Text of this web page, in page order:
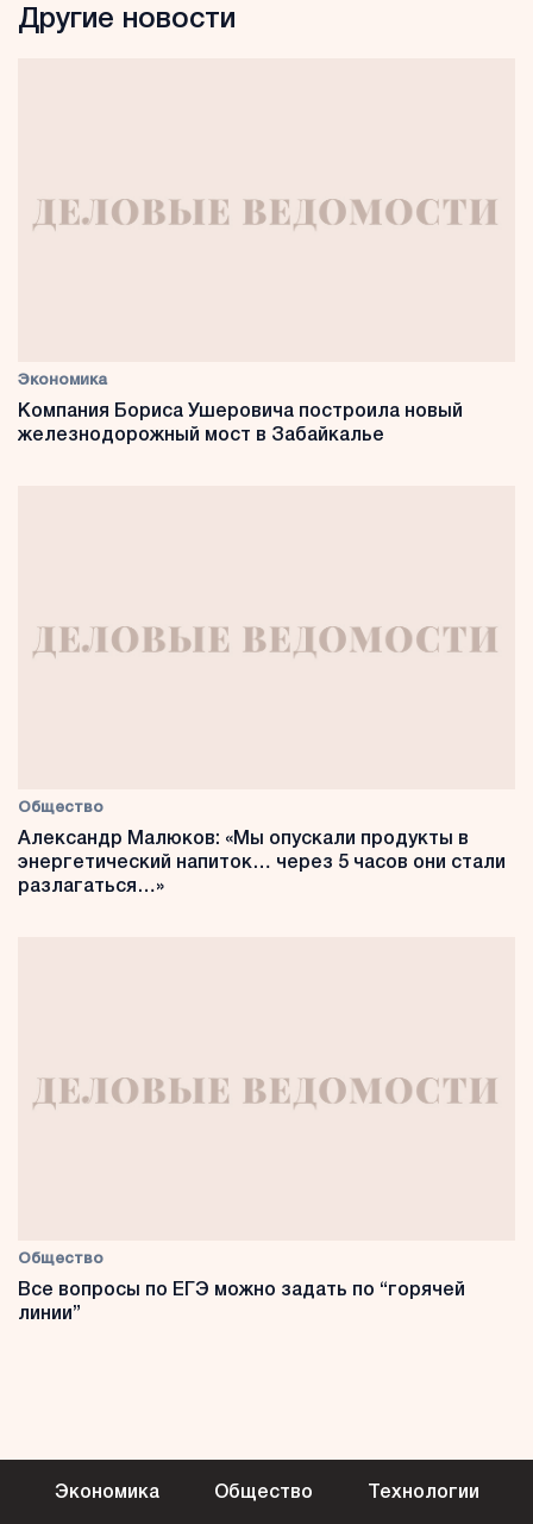
Другие новости
Экономика
Компания Бориса Ушеровича построила новый
железнодорожный мост в Забайкалье
Общество
Александр Малюков: «Мы опускали продукты в
энергетический напиток… через 5 часов они стали
разлагаться…»
Общество
Все вопросы по ЕГЭ можно задать по “горячей
линии”
Экономика Общество Технологии